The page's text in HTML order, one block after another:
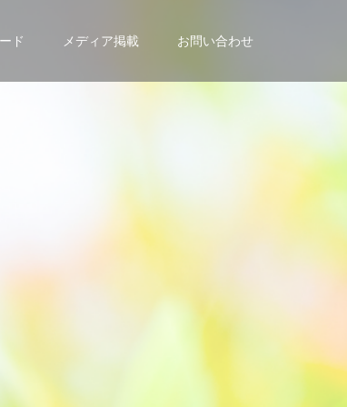
ド メディア掲載 お問い合わせ
は